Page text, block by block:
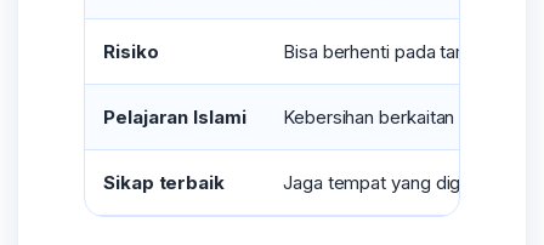
Risiko Bisa berhenti pada tampilan
Pelajaran Islami Kebersihan berkaitan dengan
Sikap terbaik Jaga tempat yang digunakan,